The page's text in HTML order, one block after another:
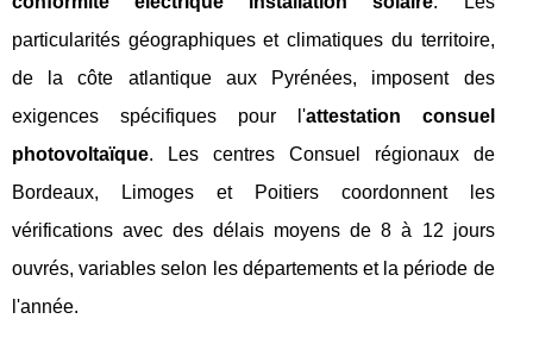
particularités géographiques et climatiques du territoire,
de la côte atlantique aux Pyrénées, imposent des
exigences spécifiques pour l'attestation consuel
photovoltaïque. Les centres Consuel régionaux de
Bordeaux, Limoges et Poitiers coordonnent les
vérifications avec des délais moyens de 8 à 12 jours
ouvrés, variables selon les départements et la période de
l'année.